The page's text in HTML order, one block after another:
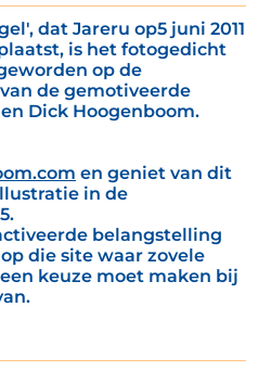
dat Jareru op5 juni 2011
is het fotogedicht
op de
de gemotiveerde
Dick Hoogenboom.
en geniet van dit
in de
belangstelling
die site waar zovele
keuze moet maken bij